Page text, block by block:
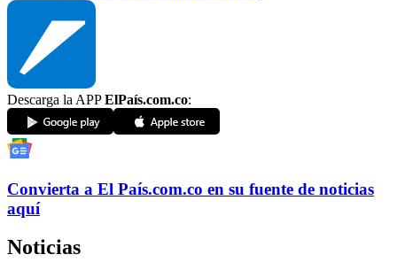
Descarga la APPElPaís.com.co:
Convierta a El País.com.co en su fuente de noticias
aquí
Noticias